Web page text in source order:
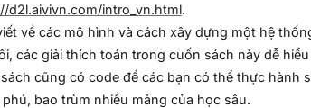
d2l.aivivn.com/intro_vn.html.
về các mô hình và cách xây dựng một hệ
các giải thích toán trong cuốn sách này dễ
cũng có code để các bạn có thể thực hành
bao trùm nhiều mảng của học sâu.